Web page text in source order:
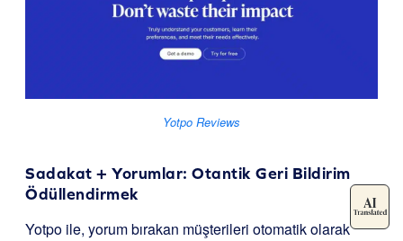
Yotpo Reviews
Sadakat + Yorumlar: Otantik Geri Bildirim
Ödüllendirmek
Yotpo ile, yorum bırakan müşterileri otomatik olarak